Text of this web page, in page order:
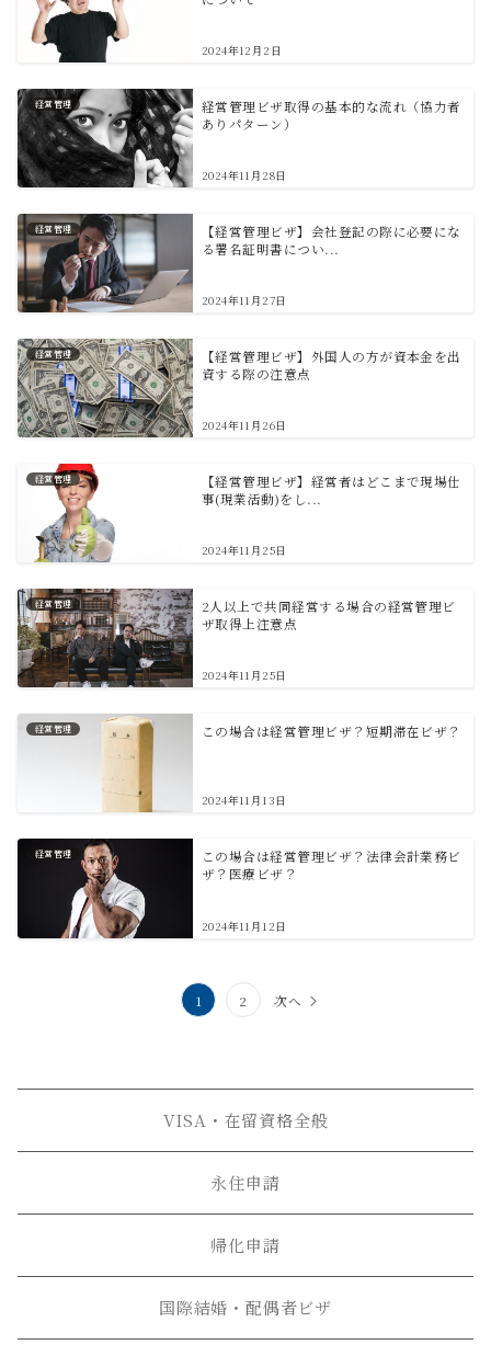
2024年12月2日
経営管理
経営管理ビザ取得の基本的な流れ（協力者
ありパターン）
2024年11月28日
経営管理
【経営管理ビザ】会社登記の際に必要にな
る署名証明書につい...
2024年11月27日
経営管理
【経営管理ビザ】外国人の方が資本金を出
資する際の注意点
2024年11月26日
経営管理
【経営管理ビザ】経営者はどこまで現場仕
事(現業活動)をし...
2024年11月25日
経営管理
2人以上で共同経営する場合の経営管理ビ
ザ取得上注意点
2024年11月25日
経営管理 この場合は経営管理ビザ？短期滞在ビザ？
2024年11月13日
経営管理
この場合は経営管理ビザ？法律会計業務ビ
ザ？医療ビザ？
2024年11月12日
ー
送
1 2 次へ
VISA・在留資格全般
永住申請
帰化申請
国際結婚・配偶者ビザ